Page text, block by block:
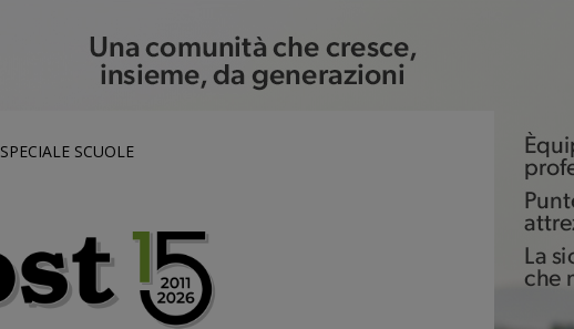
SPECIALE SCUOLE